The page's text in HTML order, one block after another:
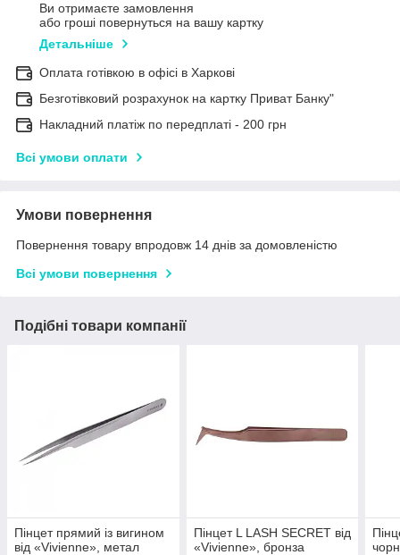
Ви отримаєте замовлення
або гроші повернуться на вашу картку
Детальніше
Оплата готівкою в офісі в Харкові
Безготівковий розрахунок на картку Приват Банку"
Накладний платіж по передплаті - 200 грн
Всі умови оплати
Умови повернення
Повернення товару впродовж 14 днів за домовленістю
Всі умови повернення
Подібні товари компанії
Пінцет прямий із вигином
від «Vivienne», метал
Пінцет L LASH SECRET від
«Vivienne», бронза